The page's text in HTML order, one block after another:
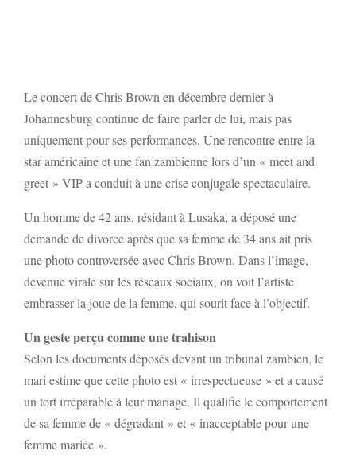
Le concert de Chris Brown en décembre dernier à
Johannesburg continue de faire parler de lui, mais pas
uniquement pour ses performances. Une rencontre entre la
star américaine et une fan zambienne lors d’un « meet and
greet » VIP a conduit à une crise conjugale spectaculaire.
Un homme de 42 ans, résidant à Lusaka, a déposé une
demande de divorce après que sa femme de 34 ans ait pris
une photo controversée avec Chris Brown. Dans l’image,
devenue virale sur les réseaux sociaux, on voit l’artiste
embrasser la joue de la femme, qui sourit face à l’objectif.
Un geste perçu comme une trahison
Selon les documents déposés devant un tribunal zambien, le
mari estime que cette photo est « irrespectueuse » et a causé
un tort irréparable à leur mariage. Il qualifie le comportement
de sa femme de « dégradant » et « inacceptable pour une
femme mariée ».